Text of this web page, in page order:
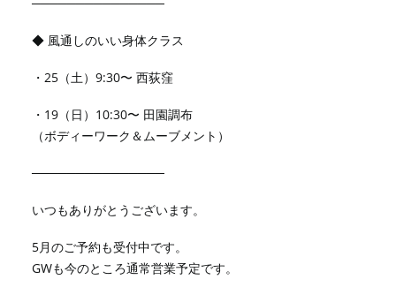
◆ 風通しのいい身体クラス
・25（土）9:30〜 西荻窪
・19（日）10:30〜 田園調布
（ボディーワーク＆ムーブメント）
───────────────
いつもありがとうございます。
5月のご予約も受付中です。
GWも今のところ通常営業予定です。